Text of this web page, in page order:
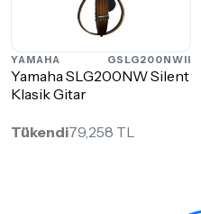
YAMAHA GSLG200NWII
Yamaha SLG200NW Silent
Klasik Gitar
Tükendi79,258 TL